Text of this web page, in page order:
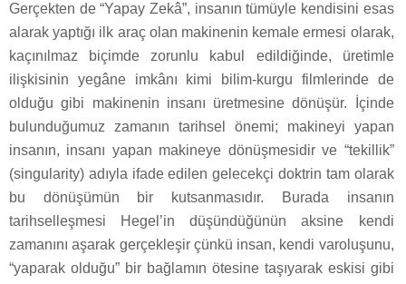
Gerçekten de “Yapay Zekâ”, insanın tümüyle kendisini esas
alarak yaptığı ilk araç olan makinenin kemale ermesi olarak,
kaçınılmaz biçimde zorunlu kabul edildiğinde, üretimle
ilişkisinin yegâne imkânı kimi bilim-kurgu filmlerinde de
olduğu gibi makinenin insanı üretmesine dönüşür. İçinde
bulunduğumuz zamanın tarihsel önemi; makineyi yapan
insanın, insanı yapan makineye dönüşmesidir ve “tekillik”
(singularity) adıyla ifade edilen gelecekçi doktrin tam olarak
bu dönüşümün bir kutsanmasıdır. Burada insanın
tarihselleşmesi Hegel’in düşündüğünün aksine kendi
zamanını aşarak gerçekleşir çünkü insan, kendi varoluşunu,
“yaparak olduğu” bir bağlamın ötesine taşıyarak eskisi gibi